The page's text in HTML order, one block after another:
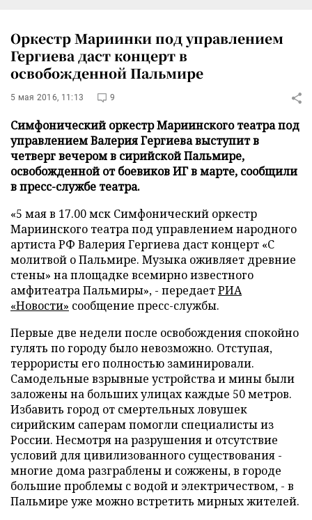
Оркестр Мариинки под управлением
Гергиева даст концерт в
освобожденной Пальмире
5 мая 2016, 11:13 9
Симфонический оркестр Мариинского театра под
управлением Валерия Гергиева выступит в
четверг вечером в сирийской Пальмире,
освобожденной от боевиков ИГ в марте, сообщили
в пресс-службе театра.
«5 мая в 17.00 мск Симфонический оркестр
Мариинского театра под управлением народного
артиста РФ Валерия Гергиева даст концерт «С
молитвой о Пальмире. Музыка оживляет древние
стены» на площадке всемирно известного
амфитеатра Пальмиры», - передаетРИА
«Новости» сообщение пресс-службы.
Первые две недели после освобождения спокойно
гулять по городу было невозможно. Отступая,
террористы его полностью заминировали.
Самодельные взрывные устройства и мины были
заложены на больших улицах каждые 50 метров.
Избавить город от смертельных ловушек
сирийским саперам помогли специалисты из
России. Несмотря на разрушения и отсутствие
условий для цивилизованного существования -
многие дома разграблены и сожжены, в городе
большие проблемы с водой и электричеством, - в
Пальмире уже можно встретить мирных жителей.